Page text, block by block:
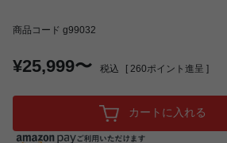
商品コード g99032
¥25,999〜 税込 [ 260ポイント進呈 ]
カートに入れる